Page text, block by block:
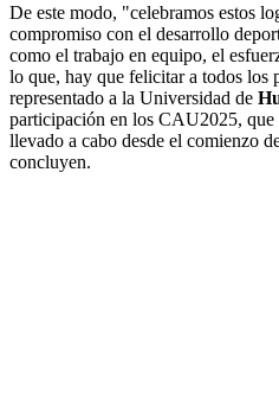
De este modo, "celebramos estos
compromiso con el desarrollo
como el trabajo en equipo, el
lo que, hay que felicitar a todos los
representado a la Universidad de
participación en los CAU2025,
llevado a cabo desde el comienzo
concluyen.